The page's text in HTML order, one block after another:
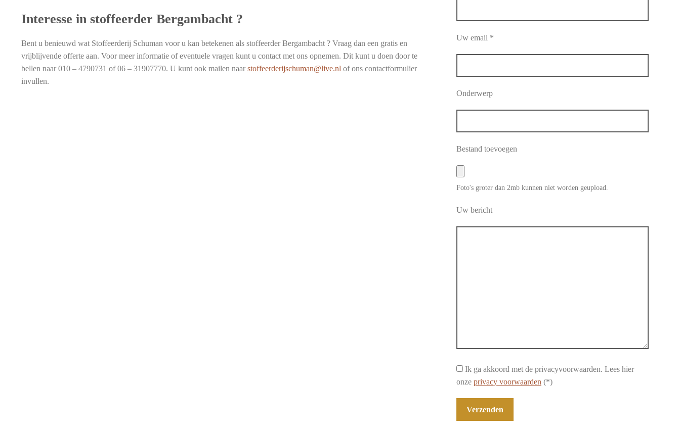
Interesse in stoffeerder Bergambacht ?
Bent u benieuwd wat Stoffeerderij Schuman voor u kan betekenen als stoffeerder Bergambacht ? Vraag dan een gratis en
vrijblijvende offerte aan. Voor meer informatie of eventuele vragen kunt u contact met ons opnemen. Dit kunt u doen door te
bellen naar 010 – 4790731 of 06 – 31907770. U kunt ook mailen naarstoffeerderijschuman@live.nl of ons contactformulier
invullen.
Uw email *
Onderwerp
Bestand toevoegen
Foto's groter dan 2mb kunnen niet worden geupload.
Uw bericht
Ik ga akkoord met de privacyvoorwaarden. Lees hier
onze privacy voorwaarden (*)